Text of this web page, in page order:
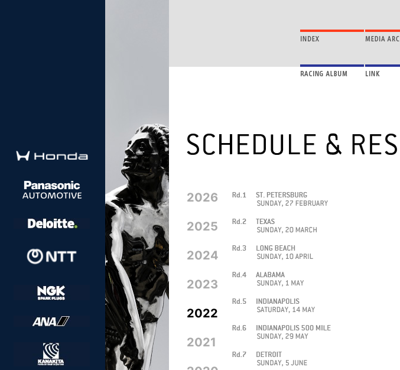
2026
2025
2024
2023
2022
2021